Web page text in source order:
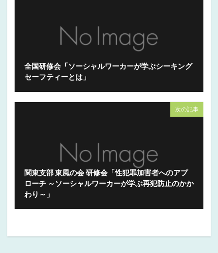
全国研修会「ソーシャルワーカーが学ぶシーキング
セーフティーとは」
次の記事
関東支部 東風の会 研修会「性犯罪加害者へのアプ
ローチ ～ソーシャルワーカーが学ぶ再犯防止のかか
わり～」